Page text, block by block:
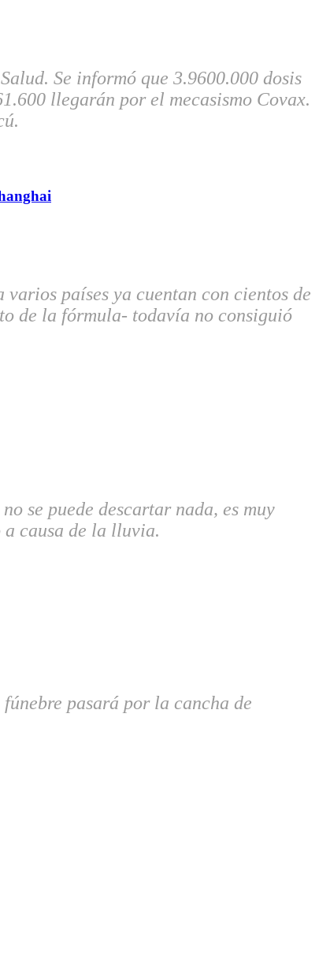
Se informó que 3.9600.000 dosis
llegarán por el mecasismo Covax.
países ya cuentan con cientos de
de la fórmula- todavía no consiguió
se puede descartar nada, es muy
causa de la lluvia.
pasará por la cancha de